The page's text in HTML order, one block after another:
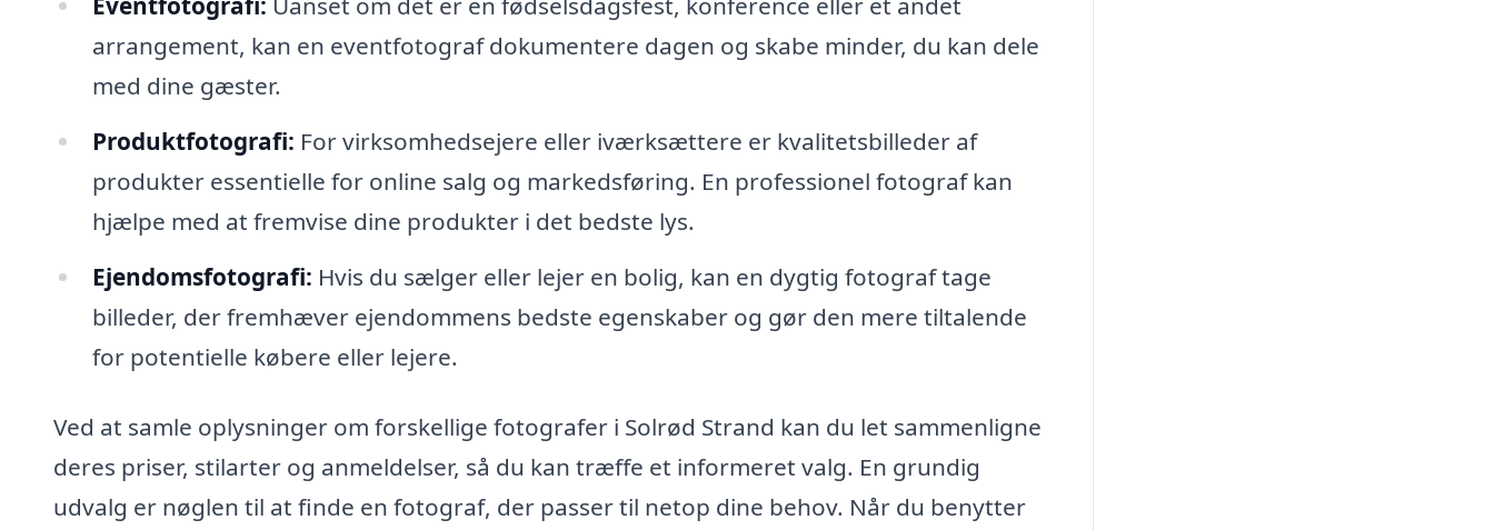
arrangement, kan en eventfotograf dokumentere dagen og skabe minder, du kan dele
med dine gæster.
Produktfotografi: For virksomhedsejere eller iværksættere er kvalitetsbilleder af
produkter essentielle for online salg og markedsføring. En professionel fotograf kan
hjælpe med at fremvise dine produkter i det bedste lys.
Ejendomsfotografi: Hvis du sælger eller lejer en bolig, kan en dygtig fotograf tage
billeder, der fremhæver ejendommens bedste egenskaber og gør den mere tiltalende
for potentielle købere eller lejere.
Ved at samle oplysninger om forskellige fotografer i Solrød Strand kan du let sammenligne
deres priser, stilarter og anmeldelser, så du kan træffe et informeret valg. En grundig
udvalg er nøglen til at finde en fotograf, der passer til netop dine behov. Når du benytter